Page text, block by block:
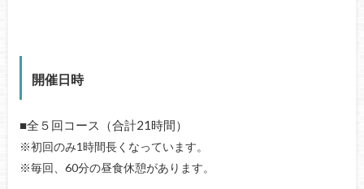
開催日時
■全５回コース（合計21時間）
※初回のみ1時間長くなっています。
※毎回、60分の昼食休憩があります。